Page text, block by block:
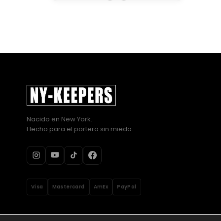
Nacido en New York.
Hecho para el portero sin miedo.
Visa Mastercard AmEx PayPal